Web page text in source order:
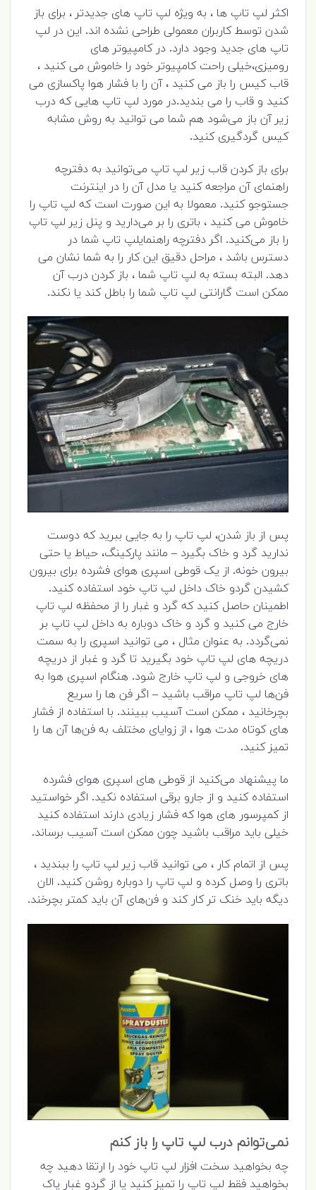
اکثر لپ تاپ ها ، به ویژه لپ تاپ های جدیدتر ، برای باز
شدن توسط کاربران معمولی طراحی نشده اند. این در لپ
تاپ های جدید وجود دارد. در کامپیوتر های
رومیزی،خیلی راحت کامپیوتر خود را خاموش می کنید ،
قاب کیس را باز می کنید ، آن را با فشار هوا پاکسازی می
کنید و قاب را می بندید.در مورد لپ تاپ هایی که درب
زیر آن باز می‌شود هم شما می توانید به روش مشابه
کیس گردگیری کنید.
برای باز کردن قاب زیر لپ تاپ می‌توانید به دفترچه
راهنمای آن مراجعه کنید یا مدل آن را در اینترنت
جستوجو کنید. معمولا به این صورت است که لپ تاپ را
خاموش می کنید ، باتری را بر می‌دارید و پنل زیر لپ تاپ
را باز می‌کنید. اگر دفترچه راهنمایلپ تاپ شما در
دسترس باشد ، مراحل دقیق این کار را به شما نشان می
دهد. البته بسته به لپ تاپ شما ، باز کردن درب آن
ممکن است گارانتی لپ تاپ شما را باطل کند یا نکند.
پس از باز شدن، لپ تاپ را به جایی ببرید که دوست
ندارید گرد و خاک بگیرد – مانند پارکینگ، حیاط یا حتی
بیرون خونه. از یک قوطی اسپری هوای فشرده برای بیرون
کشیدن گردو خاک داخل لپ تاپ خود استفاده کنید.
اطمینان حاصل کنید که گرد و غبار را از محفظه لپ تاپ
خارج می کنید و گرد و خاک دوباره به داخل لپ تاپ بر
نمی‌گردد. به عنوان مثال ، می توانید اسپری را به سمت
دریچه های لپ تاپ خود بگیرید تا گرد و غبار از دریچه
های خروجی و لپ تاپ خارج شود. هنگام اسپری هوا به
فن‌ها لپ تاپ مراقب باشید – اگر فن ها را سریع
بچرخانید ، ممکن است آسیب ببینند. با استفاده از فشار
های کوتاه مدت هوا ، از زوایای مختلف به فن‌ها آن ها را
تمیز کنید.
ما پیشنهاد می‌کنید از قوطی های اسپری هوای فشرده
استفاده کنید و از جارو برقی استفاده نکید. اگر خواستید
از کمپرسور های هوا که فشار زیادی دارند استفاده کنید
خیلی باید مراقب باشید چون ممکن است آسیب برساند.
پس از اتمام کار ، می توانید قاب زیر لپ تاپ را ببندید ،
باتری را وصل کرده و لپ تاپ را دوباره روشن کنید. الان
دیگه باید خنک تر کار کند و فن‌های آن باید کمتر بچرخند.
نمی‌توانم درب لپ تاپ را باز کنم
چه بخواهید سخت افزار لپ تاپ خود را ارتقا دهید چه
بخواهید فقط لپ تاپ را تمیز کنید یا از گردو غبار پاک